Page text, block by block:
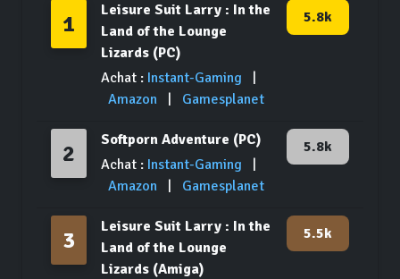
1
Leisure Suit Larry : In the
Land of the Lounge
Lizards (PC)
Achat : Instant-Gaming
Amazon
Gamesplanet
5.8k
2
Softporn Adventure (PC)
Achat : Instant-Gaming
Amazon
Gamesplanet
5.8k
3
Leisure Suit Larry : In the
Land of the Lounge
Lizards (Amiga)
5.5k